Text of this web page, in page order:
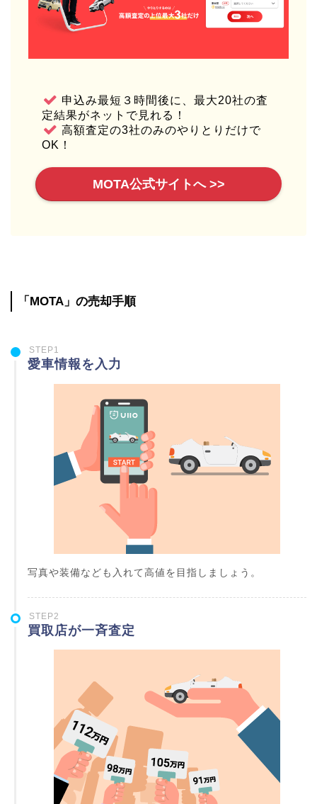
申込み最短３時間後に、最大20社の査
定結果がネットで見れる！
高額査定の3社のみのやりとりだけで
OK！
MOTA公式サイトへ >>
「MOTA」の売却手順
STEP1
愛車情報を入力
写真や装備なども入れて高値を目指しましょう。
STEP2
買取店が一斉査定